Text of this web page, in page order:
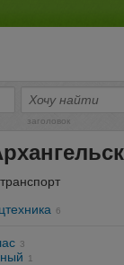
заголовок
6
3
1